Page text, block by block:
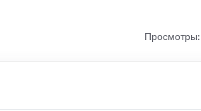
Просмотры: